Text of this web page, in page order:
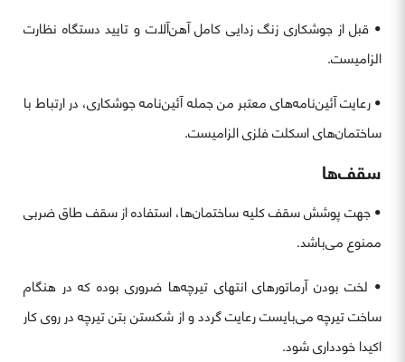
• قبل از جوشکاری زنگ زدایی کامل آهن‌آلات و تایید دستگاه نظارت
الزامیست.
• رعایت آئین‌نامه‌های معتبر من جمله آئین‌نامه جوشکاری، در ارتباط با
ساختمان‌های اسکلت فلزی الزامیست.
سقف‌ها
• جهت پوشش سقف کلیه ساختمان‌ها، استفاده از سقف طاق ضربی
ممنوع می‌باشد.
• لخت بودن آرماتورهای انتهای تیرچه‌ها ضروری بوده که در هنگام
ساخت تیرچه می‌بایست رعایت گردد و از شکستن بتن تیرچه در روی کار
اکیدا خودداری شود.